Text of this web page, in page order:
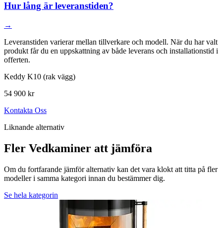
Hur lång är leveranstiden?
→
Leveranstiden varierar mellan tillverkare och modell. När du har valt
produkt får du en uppskattning av både leverans och installationstid i
offerten.
Keddy K10 (rak vägg)
54 900 kr
Kontakta Oss
Liknande alternativ
Fler Vedkaminer att jämföra
Om du fortfarande jämför alternativ kan det vara klokt att titta på fler
modeller i samma kategori innan du bestämmer dig.
Se hela kategorin